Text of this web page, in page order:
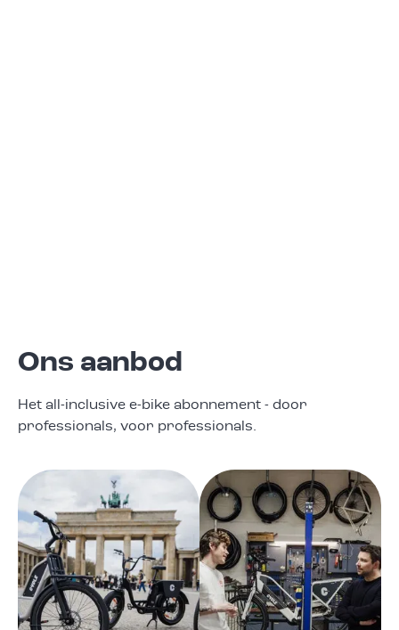
Ons aanbod
Het all-inclusive e-bike abonnement - door
professionals, voor professionals.